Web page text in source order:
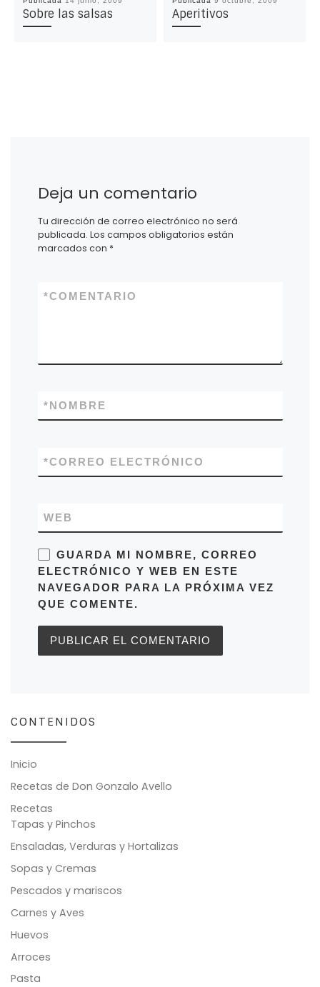
Sobre las salsas Aperitivos
Deja un comentario
Tu dirección de correo electrónico no será
publicada. Los campos obligatorios están
marcados con *
COMENTARIO
*
NOMBRE
*
CORREO ELECTRÓNICO
*
WEB
GUARDA MI NOMBRE, CORREO
ELECTRÓNICO Y WEB EN ESTE
NAVEGADOR PARA LA PRÓXIMA VEZ
QUE COMENTE.
CONTENIDOS
Inicio
Recetas de Don Gonzalo Avello
Recetas
Tapas y Pinchos
Ensaladas, Verduras y Hortalizas
Sopas y Cremas
Pescados y mariscos
Carnes y Aves
Huevos
Arroces
Pasta